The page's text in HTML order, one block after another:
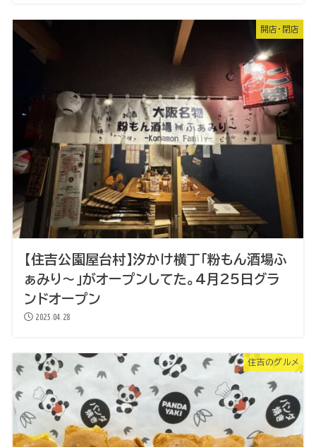
開店・閉店
【住吉公園屋台村】汐かけ横丁「粉もん酒場ふ
ぁみり～」がオープンしてた。4月25日グラ
ンドオープン
2025.04.28
住吉のグルメ